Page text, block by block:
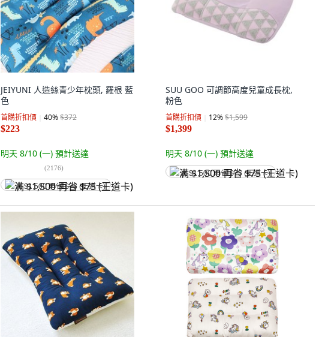
JEIYUNI 人造絲青少年枕頭, 羅根 藍
色
首購折扣價 40%$372
$223
明天 8/10 (一) 預計送達
(2176)
满 $1,500 再省 $75 (王道卡)
SUU GOO 可調節高度兒童成長枕,
粉色
首購折扣價 12%$1,599
$1,399
明天 8/10 (一) 預計送達
满 $1,500 再省 $75 (王道卡)